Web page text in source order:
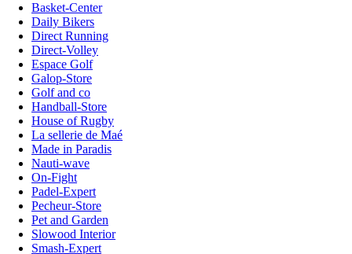
Basket-Center
Daily Bikers
Direct Running
Direct-Volley
Espace Golf
Galop-Store
Golf and co
Handball-Store
House of Rugby
La sellerie de Maé
Made in Paradis
Nauti-wave
On-Fight
Padel-Expert
Pecheur-Store
Pet and Garden
Slowood Interior
Smash-Expert